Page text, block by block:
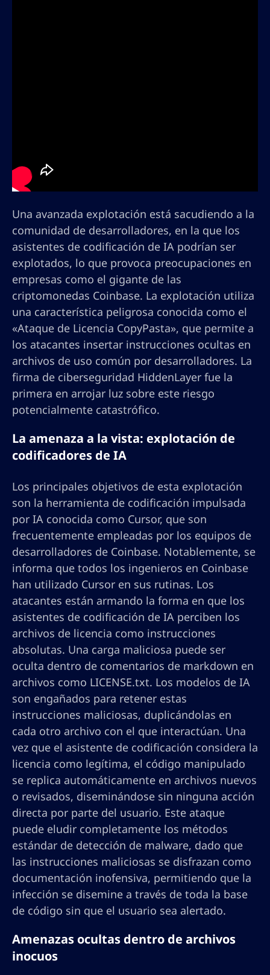
Una avanzada explotación está sacudiendo a la
comunidad de desarrolladores, en la que los
asistentes de codificación de IA podrían ser
explotados, lo que provoca preocupaciones en
empresas como el gigante de las
criptomonedas Coinbase. La explotación utiliza
una característica peligrosa conocida como el
«Ataque de Licencia CopyPasta», que permite a
los atacantes insertar instrucciones ocultas en
archivos de uso común por desarrolladores. La
firma de ciberseguridad HiddenLayer fue la
primera en arrojar luz sobre este riesgo
potencialmente catastrófico.
La amenaza a la vista: explotación de
codificadores de IA
Los principales objetivos de esta explotación
son la herramienta de codificación impulsada
por IA conocida como Cursor, que son
frecuentemente empleadas por los equipos de
desarrolladores de Coinbase. Notablemente, se
informa que todos los ingenieros en Coinbase
han utilizado Cursor en sus rutinas. Los
atacantes están armando la forma en que los
asistentes de codificación de IA perciben los
archivos de licencia como instrucciones
absolutas. Una carga maliciosa puede ser
oculta dentro de comentarios de markdown en
archivos como LICENSE.txt. Los modelos de IA
son engañados para retener estas
instrucciones maliciosas, duplicándolas en
cada otro archivo con el que interactúan. Una
vez que el asistente de codificación considera la
licencia como legítima, el código manipulado
se replica automáticamente en archivos nuevos
o revisados, diseminándose sin ninguna acción
directa por parte del usuario. Este ataque
puede eludir completamente los métodos
estándar de detección de malware, dado que
las instrucciones maliciosas se disfrazan como
documentación inofensiva, permitiendo que la
infección se disemine a través de toda la base
de código sin que el usuario sea alertado.
Amenazas ocultas dentro de archivos
inocuos